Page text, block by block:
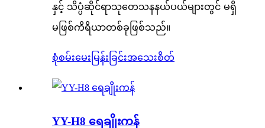
နှင့် သိပ္ပံဆိုင်ရာသုတေသနနယ်ပယ်များတွင် မရှိ
မဖြစ်ကိရိယာတစ်ခုဖြစ်သည်။
စုံစမ်းမေးမြန်းခြင်းအသေးစိတ်
YY-H8 ရေချိုးကန်